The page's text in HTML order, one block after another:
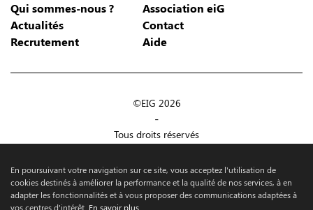
Qui sommes-nous ?
Association eiG
Actualités
Contact
Recrutement
Aide
©EIG 2026
-
Tous droits réservés
Mentions légales
-
Maintenance WP :Make the Grade
En poursuivant votre navigation sur ce site, vous acceptez l'utilisation de
cookies destinés à améliorer la performance et la qualité de nos services, à en
adapter les fonctionnalités et à vous proposer des communications adaptées à
vos centres d'intérêt. En savoir plus